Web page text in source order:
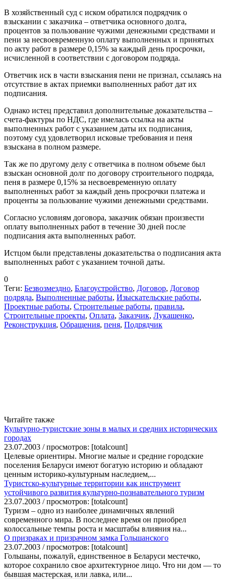
В хозяйственный суд с иском обратился подрядчик о
взыскании с заказчика – ответчика основного долга,
процентов за пользование чужими денежными средствами и
пени за несвоевременную оплату выполненных и принятых
по акту работ в размере 0,15% за каждый день просрочки,
исчисленной в соответствии с договором подряда.
Ответчик иск в части взыскания пени не признал, ссылаясь на
отсутствие в актах приемки выполненных работ дат их
подписания.
Однако истец представил дополнительные доказательства –
счета-фактуры по НДС, где имелась ссылка на акты
выполненных работ с указанием даты их подписания,
поэтому суд удовлетворил исковые требования и пеня
взыскана в полном размере.
Так же по другому делу с ответчика в полном объеме был
взыскан основной долг по договору строительного подряда,
пеня в размере 0,15% за несвоевременную оплату
выполненных работ за каждый день просрочки платежа и
проценты за пользование чужими денежными средствами.
Согласно условиям договора, заказчик обязан произвести
оплату выполненных работ в течение 30 дней после
подписания акта выполненных работ.
Истцом были представлены доказательства о подписания акта
выполненных работ с указанием точной даты.
0
Теги: Безвозмездно, Благоустройство, Договор, Договор
подряда, Выполненные работы, Изыскательские работы,
Проектные работы, Строительные работы, правила,
Строительные проекты, Оплата, Заказчик, Лукашенко,
Реконструкция, Обращения, пеня, Подрядчик
Читайте также
Культурно-туристские зоны в малых и средних исторических
городах
23.07.2003 / просмотров: [totalcount]
Целевые ориентиры. Многие малые и средние городские
поселения Беларуси имеют богатую историю и обладают
ценным историко-культурным наследием,...
Туристско-культурные территории как инструмент
устойчивого развития культурно-познавательного туризм
23.07.2003 / просмотров: [totalcount]
Туризм – одно из наиболее динамичных явлений
современного мира. В последнее время он приобрел
колоссальные темпы роста и масштабы влияния на...
О призраках и призрачном замка Гольшанского
23.07.2003 / просмотров: [totalcount]
Гольшаны, пожалуй, единственное в Беларуси местечко,
которое сохранило свое архитектурное лицо. Что ни дом — то
бывшая мастерская, или лавка, или...